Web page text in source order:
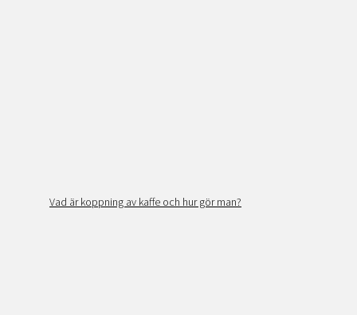
Vad är koppning av kaffe och hur gör man?